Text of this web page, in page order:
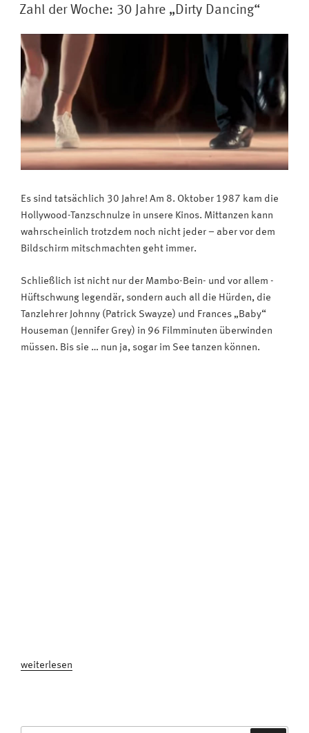
der
ray
Disc
steigt
(noch
immer)“
AM
Zahl der Woche: 30 Jahre „Dirty Dancing“
Es sind tatsächlich 30 Jahre! Am 8. Oktober 1987 kam die
Hollywood-Tanzschnulze in unsere Kinos. Mittanzen kann
wahrscheinlich trotzdem noch nicht jeder – aber vor dem
Bildschirm mitschmachten geht immer.
Schließlich ist nicht nur der Mambo-Bein- und vor allem -
Hüftschwung legendär, sondern auch all die Hürden, die
Tanzlehrer Johnny (Patrick Swayze) und Frances „Baby“
Houseman (Jennifer Grey) in 96 Filmminuten überwinden
müssen. Bis sie … nun ja, sogar im See tanzen können.
„Zahl
weiterlesen